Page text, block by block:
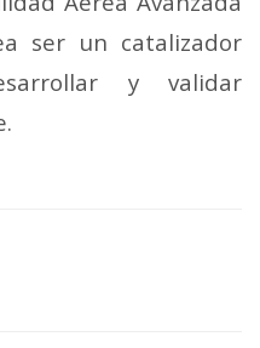
ser un catalizador
y validar